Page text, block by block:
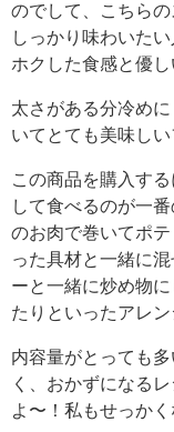
のでして、こちら
しっかり味わいた
ホクした食感と優
太さがある分冷め
いてとても美味し
この商品を購入す
して食べるのが一
のお肉で巻いてポ
った具材と一緒に
ーと一緒に炒め物
たりといったアレン
内容量がとっても
く、おかずになる
よ〜！私もせっか